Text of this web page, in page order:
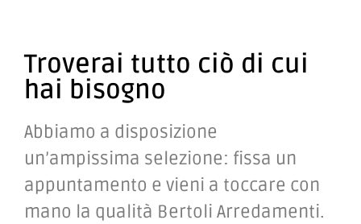
Troverai tutto ciò di cui
hai bisogno
Abbiamo a disposizione
un’ampissima selezione: fissa un
appuntamento e vieni a toccare con
mano la qualità Bertoli Arredamenti.